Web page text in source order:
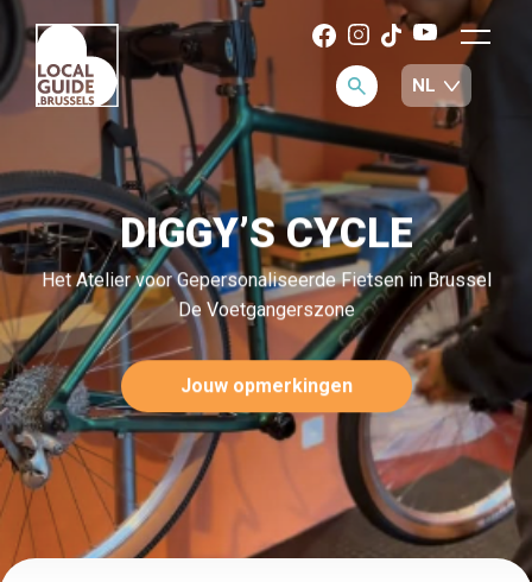
DIGGY’S CYCLE
Het Atelier voor Gepersonaliseerde Fietsen in Brussel
De Voetgangerszone
Jouw opmerkingen